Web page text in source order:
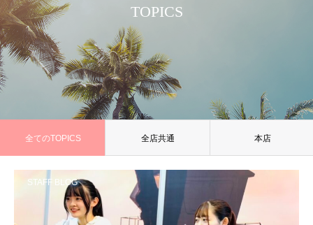
TOPICS
全てのTOPICS 全店共通 本店
STAFF BLOG